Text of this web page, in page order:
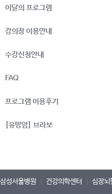
이달의 프로그램
강의장 이용안내
수강신청안내
FAQ
프로그램 이용후기
[유방암] 브라보
삼성서울병원 건강의학센터 심장뇌